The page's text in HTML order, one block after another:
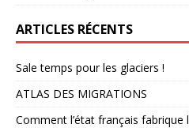
ARTICLES RÉCENTS
Sale temps pour les glaciers !
ATLAS DES MIGRATIONS
Comment l’état français